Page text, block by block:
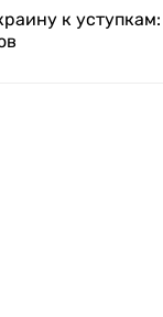
к уступкам: